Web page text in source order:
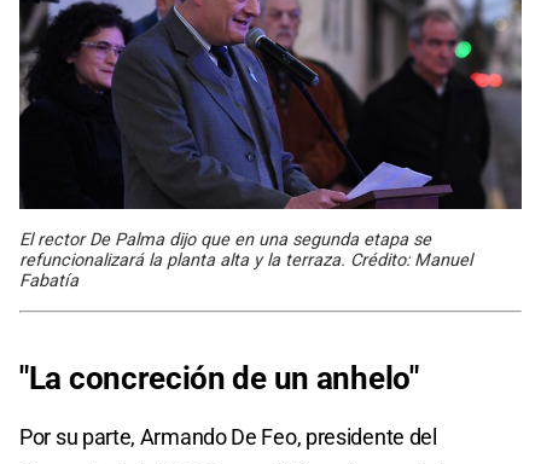
El rector De Palma dijo que en una segunda etapa se
refuncionalizará la planta alta y la terraza. Crédito: Manuel
Fabatía
"La concreción de un anhelo"
Por su parte, Armando De Feo, presidente del